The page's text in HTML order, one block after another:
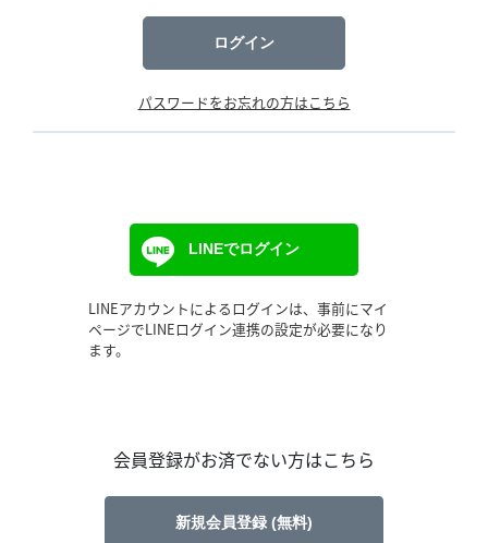
ログイン
パスワードをお忘れの方はこちら
LINEでログイン
LINEアカウントによるログインは、事前にマイ
ページでLINEログイン連携の設定が必要になり
ます。
会員登録がお済でない方はこちら
新規会員登録 (無料)